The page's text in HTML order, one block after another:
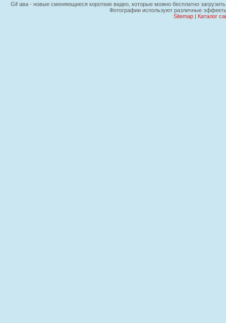
Gif ава - новые сменяющиеся короткие видео, которые можно бесплатно
Фотографии используют различные
Sitemap| Каталог